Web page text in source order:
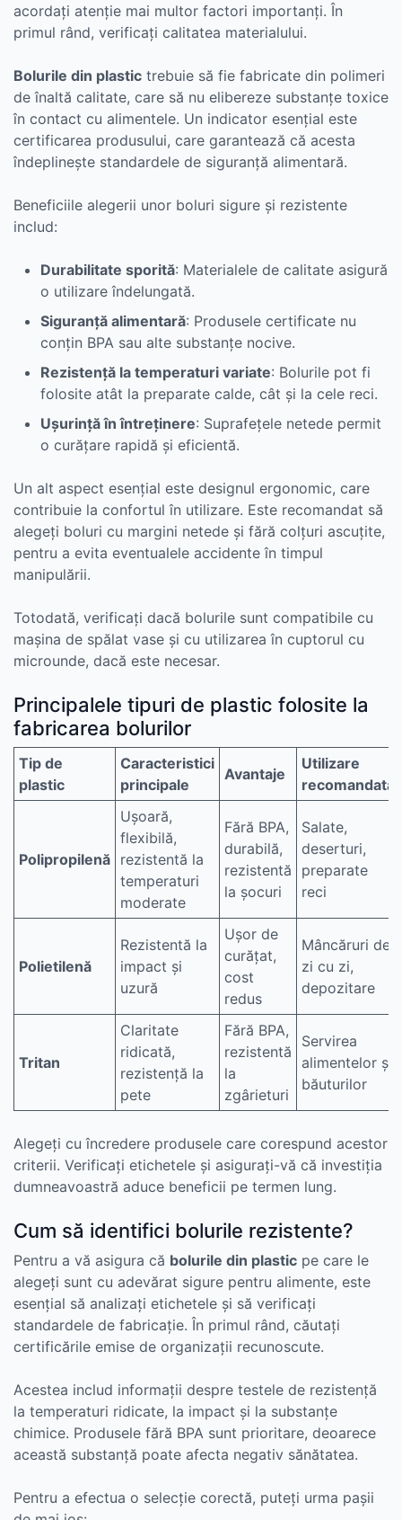
acordați atenție mai multor factori importanți. În
primul rând, verificați calitatea materialului.
Bolurile din plastic trebuie să fie fabricate din polimeri
de înaltă calitate, care să nu elibereze substanțe toxice
în contact cu alimentele. Un indicator esențial este
certificarea produsului, care garantează că acesta
îndeplinește standardele de siguranță alimentară.
Beneficiile alegerii unor boluri sigure și rezistente
includ:
Durabilitate sporită: Materialele de calitate asigură
o utilizare îndelungată.
Siguranță alimentară: Produsele certificate nu
conțin BPA sau alte substanțe nocive.
Rezistență la temperaturi variate: Bolurile pot fi
folosite atât la preparate calde, cât și la cele reci.
Ușurință în întreținere: Suprafețele netede permit
o curățare rapidă și eficientă.
Un alt aspect esențial este designul ergonomic, care
contribuie la confortul în utilizare. Este recomandat să
alegeți boluri cu margini netede și fără colțuri ascuțite,
pentru a evita eventualele accidente în timpul
manipulării.
Totodată, verificați dacă bolurile sunt compatibile cu
mașina de spălat vase și cu utilizarea în cuptorul cu
microunde, dacă este necesar.
Principalele tipuri de plastic folosite la
fabricarea bolurilor
Tip de
plastic
Caracteristici
principale
Avantaje
Utilizare
recomandată
Polipropilenă
Ușoară,
flexibilă,
rezistentă la
temperaturi
moderate
Fără BPA,
durabilă,
rezistentă
la șocuri
Salate,
deserturi,
preparate
reci
Polietilenă
Rezistentă la
impact și
uzură
Ușor de
curățat,
cost
redus
Mâncăruri de
zi cu zi,
depozitare
Tritan
Claritate
ridicată,
rezistență la
pete
Fără BPA,
rezistentă
la
zgârieturi
Servirea
alimentelor și
băuturilor
Alegeți cu încredere produsele care corespund acestor
criterii. Verificați etichetele și asigurați-vă că investiția
dumneavoastră aduce beneficii pe termen lung.
Cum să identifici bolurile rezistente?
Pentru a vă asigura că bolurile din plastic pe care le
alegeți sunt cu adevărat sigure pentru alimente, este
esențial să analizați etichetele și să verificați
standardele de fabricație. În primul rând, căutați
certificările emise de organizații recunoscute.
Acestea includ informații despre testele de rezistență
la temperaturi ridicate, la impact și la substanțe
chimice. Produsele fără BPA sunt prioritare, deoarece
această substanță poate afecta negativ sănătatea.
Pentru a efectua o selecție corectă, puteți urma pașii